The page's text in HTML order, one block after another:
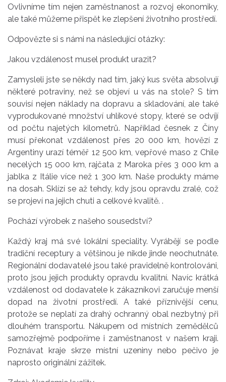
Ovlivníme tím nejen zaměstnanost a rozvoj ekonomiky,
ale také můžeme přispět ke zlepšení životního prostředí.
Odpovězte si s námi na následující otázky:
Jakou vzdálenost musel produkt urazit?
Zamysleli jste se někdy nad tím, jaký kus světa absolvují
některé potraviny, než se objeví u vás na stole? S tím
souvisí nejen náklady na dopravu a skladování, ale také
vyprodukované množství uhlíkové stopy, které se odvíjí
od počtu najetých kilometrů. Například česnek z Číny
musí překonat vzdálenost přes 20 000 km, hovězí z
Argentiny urazí téměř 12 500 km, vepřové maso z Chile
necelých 15 000 km, rajčata z Maroka přes 3 000 km a
jablka z Itálie více než 1 300 km. Naše produkty máme
na dosah. Sklízí se až tehdy, kdy jsou opravdu zralé, což
se projeví na jejich chuti a celkové kvalitě. .
Pochází výrobek z našeho sousedství?
Každý kraj má své lokální speciality. Vyrábějí se podle
tradiční receptury a většinou je nikde jinde neochutnáte.
Regionální dodavatelé jsou také pravidelně kontrolováni,
proto jsou jejich produkty opravdu kvalitní. Navíc krátká
vzdálenost od dodavatele k zákazníkovi zaručuje menší
dopad na životní prostředí. A také příznivější cenu,
protože se neplatí za drahý ochranný obal nezbytný při
dlouhém transportu. Nákupem od místních zemědělců
samozřejmě podpoříme i zaměstnanost v našem kraji.
Poznávat kraje skrze místní uzeniny nebo pečivo je
naprosto originální zážitek.